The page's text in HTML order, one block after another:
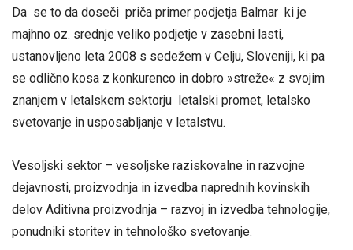
Da se to da doseči priča primer podjetja Balmar ki je
majhno oz. srednje veliko podjetje v zasebni lasti,
ustanovljeno leta 2008 s sedežem v Celju, Sloveniji, ki pa
se odlično kosa z konkurenco in dobro »streže« z svojim
znanjem v letalskem sektorju letalski promet, letalsko
svetovanje in usposabljanje v letalstvu.
Vesoljski sektor – vesoljske raziskovalne in razvojne
dejavnosti, proizvodnja in izvedba naprednih kovinskih
delov Aditivna proizvodnja – razvoj in izvedba tehnologije,
ponudniki storitev in tehnološko svetovanje.